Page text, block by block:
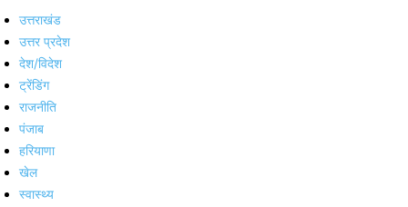
उत्तराखंड
उत्तर प्रदेश
देश/विदेश
ट्रेंडिंग
राजनीति
पंजाब
हरियाणा
खेल
स्वास्थ्य